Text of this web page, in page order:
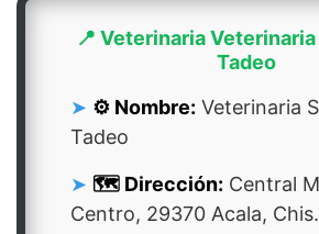
📍 Veterinaria
Tadeo
⚙️ Nombre: Veterinaria
Tadeo
🗺️ Dirección: Central
Centro, 29370 Acala,